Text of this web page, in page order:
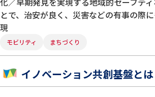
とで、治安が良く、災害などの有事の際
現
モビリティ まちづくり
イノベーション共創基盤とは